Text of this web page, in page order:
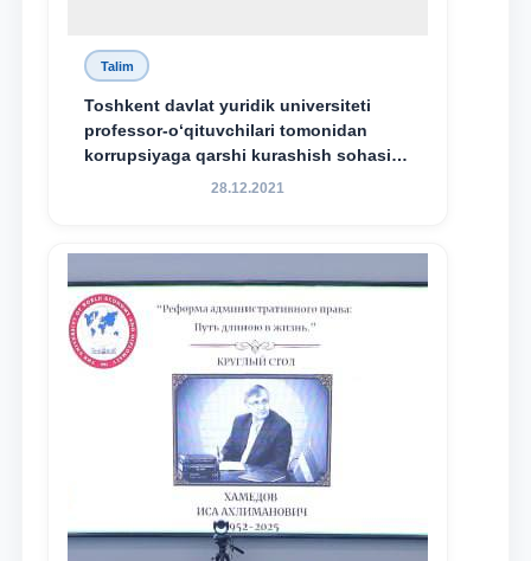
Talim
Toshkent davlat yuridik universiteti
professor-o‘qituvchilari tomonidan
korrupsiyaga qarshi kurashish sohasida
amalga oshirilayotgan islohotlar hamda
maqsadida xorijiy va mahalliy ilmiy
nashrlarda chop etilgan maqolalar
dayjesti
28.12.2021